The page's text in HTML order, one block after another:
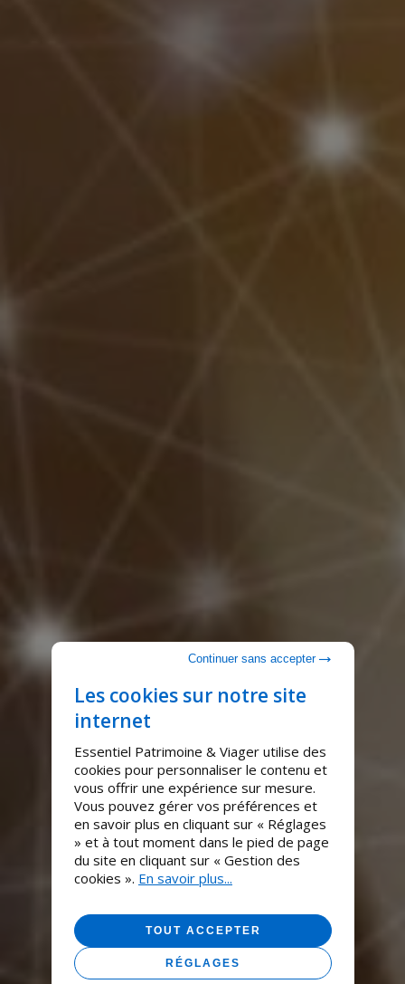
Les cookies sur notre site
internet
Essentiel Patrimoine & Viager utilise des
cookies pour personnaliser le contenu et
vous offrir une expérience sur mesure.
Vous pouvez gérer vos préférences et
en savoir plus en cliquant sur « Réglages
» et à tout moment dans le pied de page
du site en cliquant sur « Gestion des
cookies ». En savoir plus...
TOUT ACCEPTER
RÉGLAGES
Continuer sans accepter